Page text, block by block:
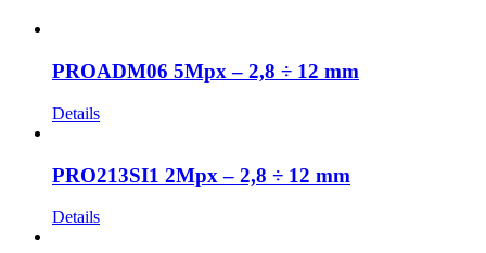
PROADM06 5Mpx – 2,8 ÷ 12 mm
Details
PRO213SI1 2Mpx – 2,8 ÷ 12 mm
Details